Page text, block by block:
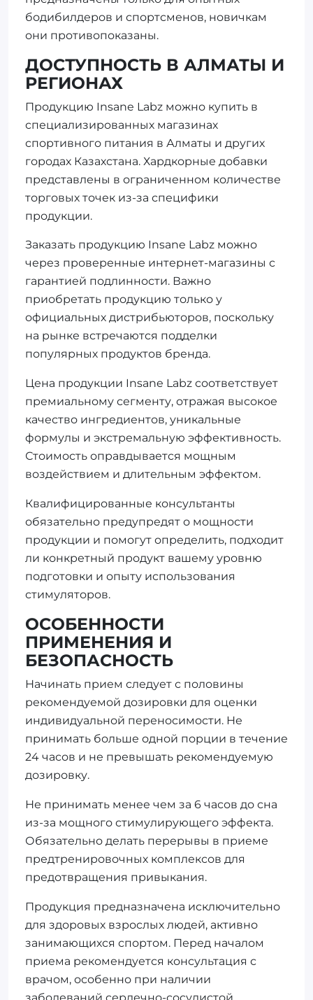
бодибилдеров и спортсменов, новичкам
они противопоказаны.
ДОСТУПНОСТЬ В АЛМАТЫ И
РЕГИОНАХ
Продукцию Insane Labz можно купить в
специализированных магазинах
спортивного питания в Алматы и других
городах Казахстана. Хардкорные добавки
представлены в ограниченном количестве
торговых точек из-за специфики
продукции.
Заказать продукцию Insane Labz можно
через проверенные интернет-магазины с
гарантией подлинности. Важно
приобретать продукцию только у
официальных дистрибьюторов, поскольку
на рынке встречаются подделки
популярных продуктов бренда.
Цена продукции Insane Labz соответствует
премиальному сегменту, отражая высокое
качество ингредиентов, уникальные
формулы и экстремальную эффективность.
Стоимость оправдывается мощным
воздействием и длительным эффектом.
Квалифицированные консультанты
обязательно предупредят о мощности
продукции и помогут определить, подходит
ли конкретный продукт вашему уровню
подготовки и опыту использования
стимуляторов.
ОСОБЕННОСТИ
ПРИМЕНЕНИЯ И
БЕЗОПАСНОСТЬ
Начинать прием следует с половины
рекомендуемой дозировки для оценки
индивидуальной переносимости. Не
принимать больше одной порции в течение
24 часов и не превышать рекомендуемую
дозировку.
Не принимать менее чем за 6 часов до сна
из-за мощного стимулирующего эффекта.
Обязательно делать перерывы в приеме
предтренировочных комплексов для
предотвращения привыкания.
Продукция предназначена исключительно
для здоровых взрослых людей, активно
занимающихся спортом. Перед началом
приема рекомендуется консультация с
врачом, особенно при наличии